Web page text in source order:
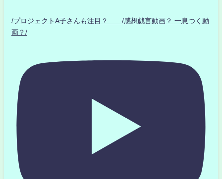
/プロジェクトA子さんも注目？ /感想戯言動画？.一息つく動
画？/